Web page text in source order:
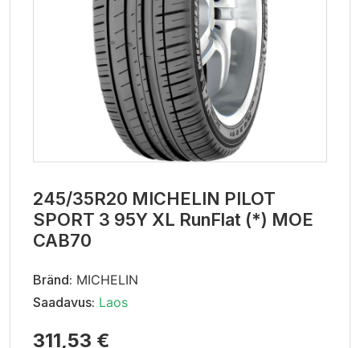
245/35R20 MICHELIN PILOT
SPORT 3 95Y XL RunFlat (*) MOE
CAB70
Bränd: MICHELIN
Saadavus: Laos
311,53 €